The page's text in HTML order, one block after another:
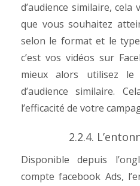
d’audience similaire, cela
que vous souhaitez
selon le format et le
c’est vos vidéos sur
mieux alors utilisez le
d’audience similaire.
l’efficacité de votre
2.2.4.
Disponible depuis
compte facebook Ads,